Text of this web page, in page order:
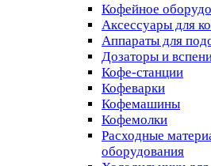
Кофейное
Аксессуары для
Аппараты для
Дозаторы и
Кофе-станции
Кофеварки
Кофемашины
Кофемолки
Расходные
оборудования